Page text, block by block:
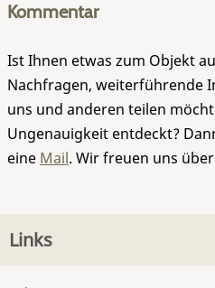
Kommentar
Ist Ihnen etwas zum Objekt
Nachfragen, weiterführende
uns und anderen teilen
Ungenauigkeit entdeckt?
eine Mail. Wir freuen uns
Links